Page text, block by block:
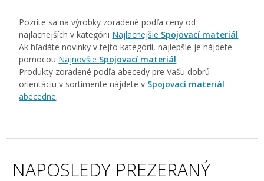
Pozrite sa na výrobky zoradené podľa ceny od
najlacnejších v kategórii Najlacnejšie Spojovací materiál.
Ak hľadáte novinky v tejto kategórii, najlepšie je nájdete
pomocou Najnovšie Spojovací materiál.
Produkty zoradené podľa abecedy pre Vašu dobrú
orientáciu v sortimente nájdete v Spojovací materiál
abecedne.
NAPOSLEDY PREZERANÝ